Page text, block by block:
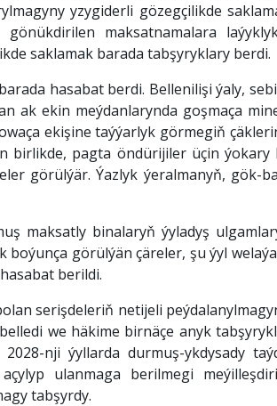
yzygiderli gözegçilikde
maksatnamalara
saklamak barada tabşyryklary berdi.
hasabat berdi. Bellenilişi ýaly,
ak ekin meýdanlarynda goşmaça
ekişine taýýarlyk görmegiň
birlikde, pagta öndürijiler üçin ýokary
görülýär. Ýazlyk ýeralmanyň, gök-
maksatly binalaryň ýyladyş
görülýän çäreler, şu ýyl
berildi.
serişdeleriň netijeli
we häkime birnäçe anyk
nji ýyllarda durmuş-ykdysady
ulanmaga berilmegi
tabşyrdy.